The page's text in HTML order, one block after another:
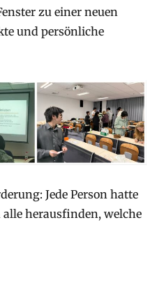
zu einer neuen
und persönliche
Jede Person hatte
herausfinden, welche